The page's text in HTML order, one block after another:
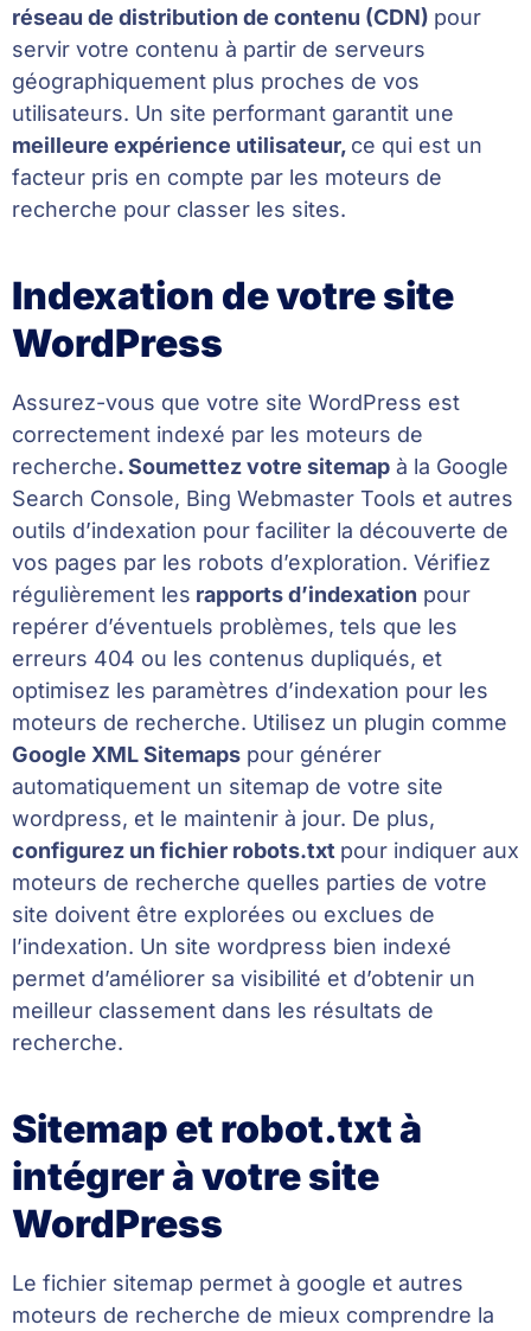
réseau de distribution de contenu (CDN) pour
servir votre contenu à partir de serveurs
géographiquement plus proches de vos
utilisateurs. Un site performant garantit une
meilleure expérience utilisateur, ce qui est un
facteur pris en compte par les moteurs de
recherche pour classer les sites.
Indexation de votre site
WordPress
Assurez-vous que votre site WordPress est
correctement indexé par les moteurs de
recherche. Soumettez votre sitemap à la Google
Search Console, Bing Webmaster Tools et autres
outils d’indexation pour faciliter la découverte de
vos pages par les robots d’exploration. Vérifiez
régulièrement les rapports d’indexation pour
repérer d’éventuels problèmes, tels que les
erreurs 404 ou les contenus dupliqués, et
optimisez les paramètres d’indexation pour les
moteurs de recherche. Utilisez un plugin comme
Google XML Sitemaps pour générer
automatiquement un sitemap de votre site
wordpress, et le maintenir à jour. De plus,
configurez un fichier robots.txt pour indiquer aux
moteurs de recherche quelles parties de votre
site doivent être explorées ou exclues de
l’indexation. Un site wordpress bien indexé
permet d’améliorer sa visibilité et d’obtenir un
meilleur classement dans les résultats de
recherche.
Sitemap et robot.txt à
intégrer à votre site
WordPress
Le fichier sitemap permet à google et autres
moteurs de recherche de mieux comprendre la